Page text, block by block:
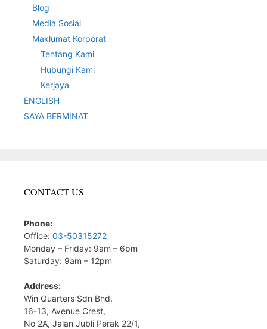
Blog
Media Sosial
Maklumat Korporat
Tentang Kami
Hubungi Kami
Kerjaya
ENGLISH
SAYA BERMINAT
CONTACT US
Phone:
Office: 03-50315272
Monday – Friday: 9am – 6pm
Saturday: 9am – 12pm
Address:
Win Quarters Sdn Bhd,
16-13, Avenue Crest,
No 2A, Jalan Jubli Perak 22/1,